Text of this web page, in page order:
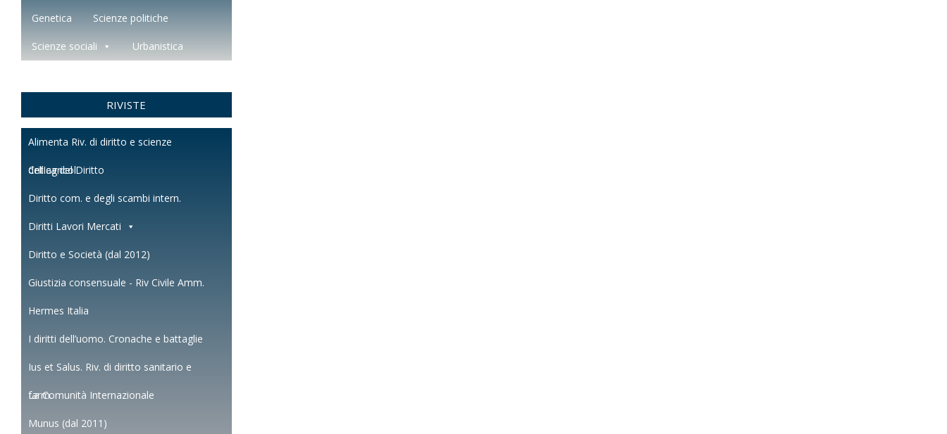
Genetica Scienze politiche
Scienze sociali Urbanistica
RIVISTE
Alimenta Riv. di diritto e scienze
dell'agricol.
Critica del Diritto
Diritto com. e degli scambi intern.
Diritti Lavori Mercati
Diritto e Società (dal 2012)
Giustizia consensuale - Riv Civile Amm.
Hermes Italia
I diritti dell’uomo. Cronache e battaglie
Ius et Salus. Riv. di diritto sanitario e
farm.
La Comunità Internazionale
Munus (dal 2011)